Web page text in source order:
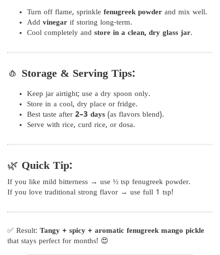
Turn off flame, sprinkle fenugreek powder and mix well.
Add vinegar if storing long-term.
Cool completely and store in a clean, dry glass jar.
🧄 Storage & Serving Tips:
Keep jar airtight; use a dry spoon only.
Store in a cool, dry place or fridge.
Best taste after 2–3 days (as flavors blend).
Serve with rice, curd rice, or dosa.
🌿 Quick Tip:
If you like mild bitterness → use ½ tsp fenugreek powder.
If you love traditional strong flavor → use full 1 tsp!
✅ Result: Tangy + spicy + aromatic fenugreek mango pickle
that stays perfect for months! 😍